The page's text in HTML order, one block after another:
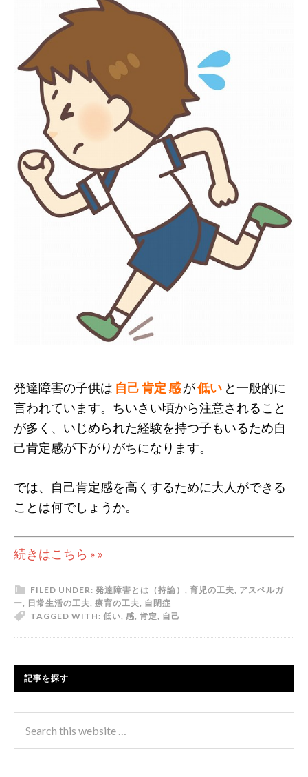
発達障害の子供は 自己 肯定 感が低い と一般的に
言われています。ちいさい頃から注意されること
が多く、いじめられた経験を持つ子もいるため自
己肯定感が下がりがちになります。
では、自己肯定感を高くするために大人ができる
ことは何でしょうか。
続きはこちら » »
FILED UNDER: 発達障害とは（持論） 育児の工夫 アスペルガ
ー
日常生活の工夫 療育の工夫 自閉症
TAGGED WITH: 低い 感 肯定 自己
記事を探す